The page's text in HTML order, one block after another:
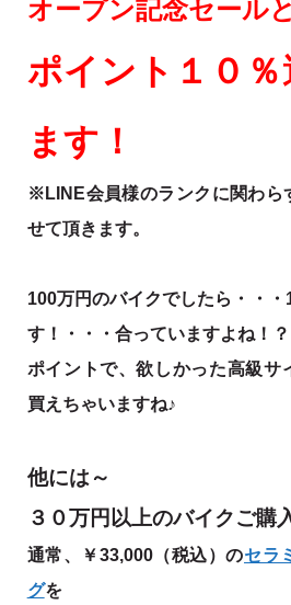
オープン記念セール
ポイント１０％
ます！
※LINE会員様のランクに関わら
せて頂きます。
100万円のバイクでしたら・・
す！・・・合っていますよね！？
ポイントで、欲しかった高級サ
買えちゃいますね♪
他には～
３０万円以上のバイクご購
通常、￥33,000（税込）のセラ
グを